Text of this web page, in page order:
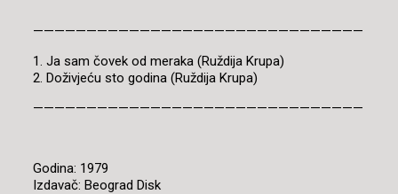
———————————————————————————————
1. Ja sam čovek od meraka (Ruždija Krupa)
2. Doživjeću sto godina (Ruždija Krupa)
———————————————————————————————
Godina: 1979
Izdavač: Beograd Disk